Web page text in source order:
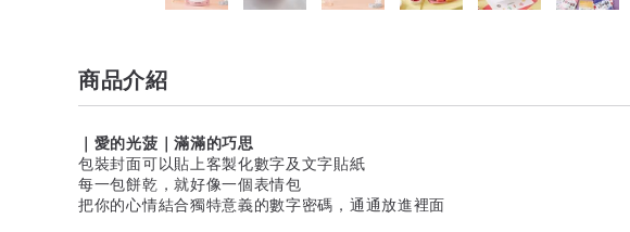
商品介紹
｜愛的光菠｜滿滿的巧思
包裝封面可以貼上客製化數字及文字貼紙
每一包餅乾，就好像一個表情包
把你的心情結合獨特意義的數字密碼，通通放進裡面